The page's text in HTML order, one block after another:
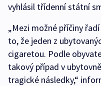
vyhlásil třídenní státní
„Mezi možné příčiny
to, že jeden z
cigaretou. Podle
takový případ v
tragické následky,“